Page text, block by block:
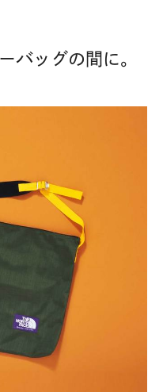
バッグの間に。